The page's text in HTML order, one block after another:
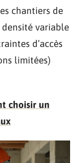
chantiers de
variable
d’accès
limitées)
choisir un